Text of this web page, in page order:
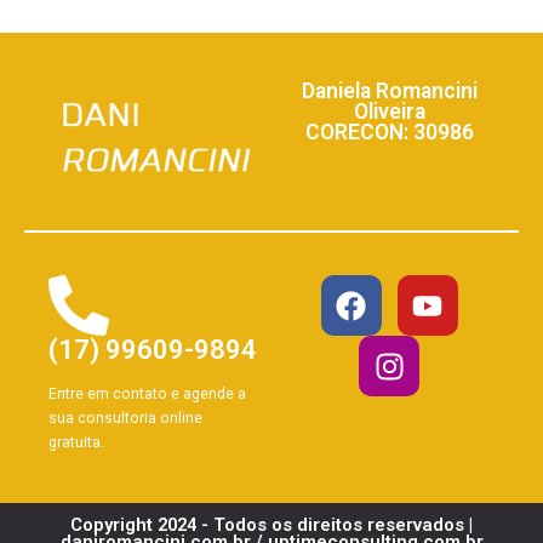
Daniela Romancini
Oliveira
CORECON: 30986
(17) 99609-9894
Entre em contato e agende a
sua consultoria online
gratuita.
Copyright 2024 - Todos os direitos reservados |